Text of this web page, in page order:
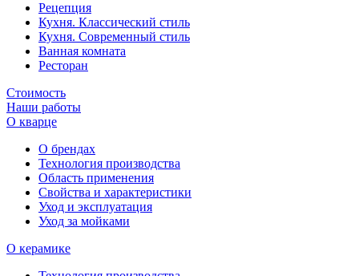
Рецепция
Кухня. Классический стиль
Кухня. Современный стиль
Ванная комната
Ресторан
Стоимость
Наши работы
О кварце
О брендах
Технология производства
Область применения
Свойства и характеристики
Уход и эксплуатация
Уход за мойками
О керамике